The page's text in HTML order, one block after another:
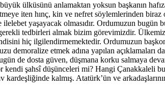
ülküsünü anlamaktan yoksun başkanın
iten hınç, kin ve nefret söylemlerinden biraz
yaşayacak olmasıdır. Ordumuzun bugün
tedbirleri almak bizim görevimizdir.
hiç ilgilendirmemektedir. Ordumuzun
demoralize etmek adına yapılan
de dosta güven, düşmana korku salmaya
kendi şahsî düşünceleri mi? Hangi Çanakkaleli
kalmış. Atatürk’ün ve